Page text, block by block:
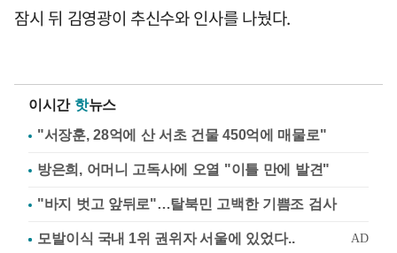
잠시 뒤 김영광이 추신수와 인사를 나눴다.
이시간 핫뉴스
"서장훈, 28억에 산 서초 건물 450억에 매물로"
방은희, 어머니 고독사에 오열 "이틀 만에 발견"
"바지 벗고 앞뒤로"…탈북민 고백한 기쁨조 검사